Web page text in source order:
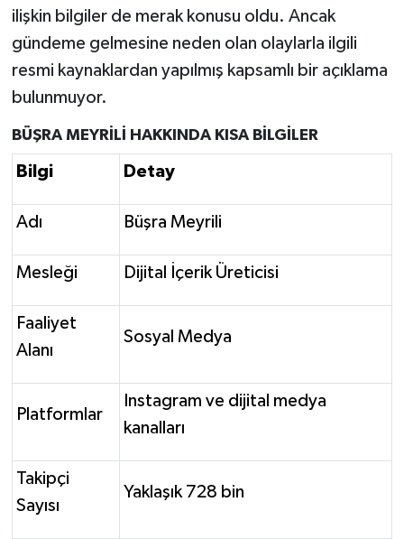
ilişkin bilgiler de merak konusu oldu. Ancak
gündeme gelmesine neden olan olaylarla ilgili
resmi kaynaklardan yapılmış kapsamlı bir açıklama
bulunmuyor.
BÜŞRA MEYRİLİ HAKKINDA KISA BİLGİLER
Bilgi Detay
Adı Büşra Meyrili
Mesleği Dijital İçerik Üreticisi
Faaliyet
Alanı
Sosyal Medya
Platformlar
Instagram ve dijital medya
kanalları
Takipçi
Sayısı
Yaklaşık 728 bin